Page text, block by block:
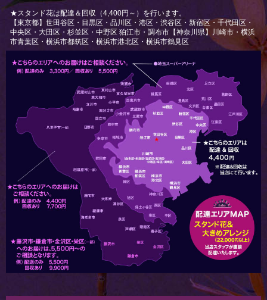
★スタンド花は配達＆回収（4,400円～）を行います。
【東京都】世田谷区・目黒区・品川区・港区・渋谷区・新宿区・千代田区・
中央区・大田区・杉並区・中野区 狛江市・調布市【神奈川県】川崎市・横浜
市青葉区・横浜市都筑区・横浜市港北区・横浜市鶴見区